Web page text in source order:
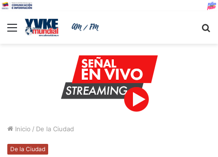
Menu
Inicio / De la Ciudad
De la Ciudad